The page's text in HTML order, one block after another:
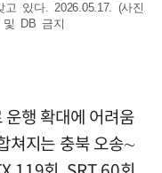
있다. 2026.05.17. (사진
및 DB 금지
행 확대에 어려움
쳐지는 충북 오송∼